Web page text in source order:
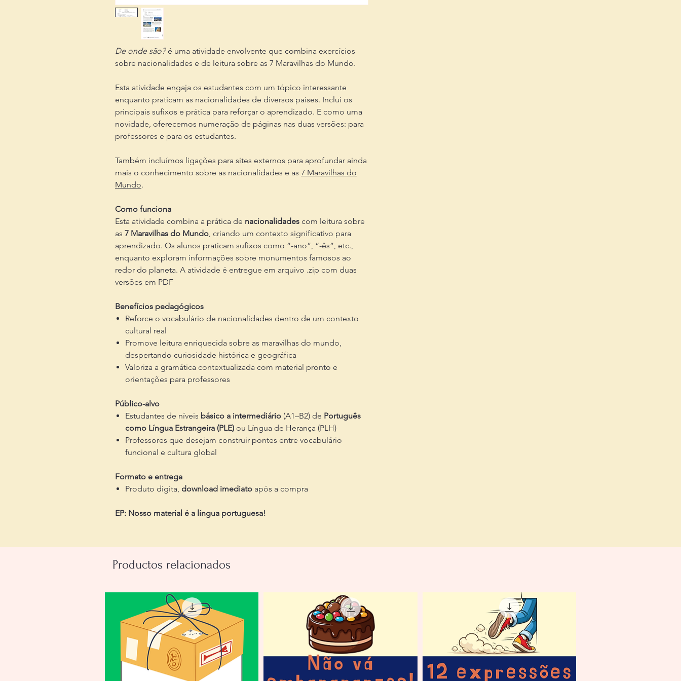
De onde são?é uma atividade envolvente que combina exercícios
sobre nacionalidades e de leitura sobre as 7 Maravilhas do Mundo.
Esta atividade engaja os estudantes com um tópico interessante
enquanto praticam as nacionalidades de diversos países. Inclui os
principais sufixos e prática para reforçar o aprendizado. E como uma
novidade, oferecemos numeração de páginas nas duas versões: para
professores e para os estudantes.
Também incluímos ligações para sites externos para aprofundar ainda
mais o conhecimento sobre as nacionalidades e as 7 Maravilhas do
Mundo.
Como funciona
Esta atividade combina a prática de nacionalidades com leitura sobre
as 7 Maravilhas do Mundo, criando um contexto significativo para
aprendizado. Os alunos praticam sufixos como “-ano”, “-ês”, etc.,
enquanto exploram informações sobre monumentos famosos ao
redor do planeta. A atividade é entregue em arquivo .zip com duas
versões em PDF
Benefícios pedagógicos
Reforce o vocabulário de nacionalidades dentro de um contexto
cultural real
Promove leitura enriquecida sobre as maravilhas do mundo,
despertando curiosidade histórica e geográfica
Valoriza a gramática contextualizada com material pronto e
orientações para professores
Público-alvo
Estudantes de níveis básico a intermediário (A1–B2) de Português
como Língua Estrangeira (PLE) ou Língua de Herança (PLH)
Professores que desejam construir pontes entre vocabulário
funcional e cultura global
Formato e entrega
Produto digita, download imediato após a compra
EP: Nosso material é a língua portuguesa!
Productos relacionados